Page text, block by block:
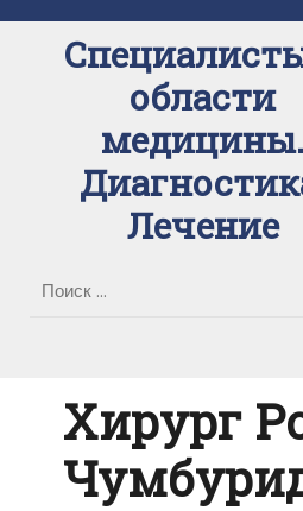
содержимому
области
медицины.
Лечение
Хирург